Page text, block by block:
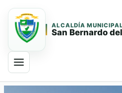
ALCALDÍA
San Bernardo